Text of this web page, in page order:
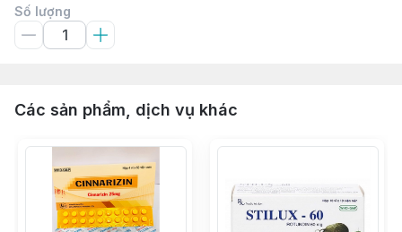
Số lượng
Các sản phẩm, dịch vụ khác